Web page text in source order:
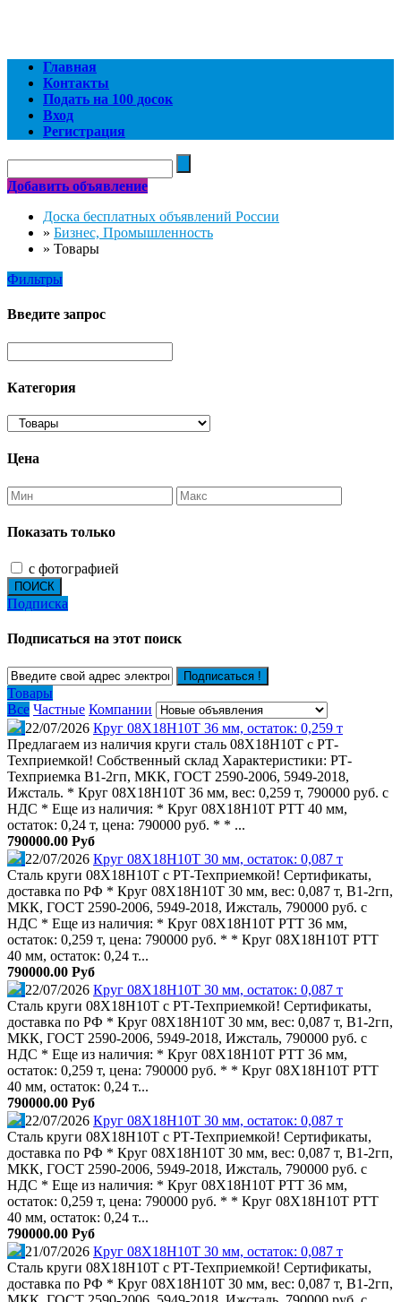
Главная
Контакты
Подать на 100 досок
Вход
Регистрация
Добавить объявление
Доска бесплатных объявлений России
» Бизнес, Промышленность
» Товары
Фильтры
Введите запрос
Категория
Цена
Показать только
с фотографией
ПОИСК
Подписка
Подписаться на этот поиск
Подписаться !
Товары
Все Частные Компании
22/07/2026 Круг 08Х18Н10Т 36 мм, остаток: 0,259 т
Предлагаем из наличия круги сталь 08Х18Н10Т с РТ-
Техприемкой! Собственный склад Характеристики: РТ-
Техприемка В1-2гп, МКК, ГОСТ 2590-2006, 5949-2018,
Ижсталь. * Круг 08Х18Н10Т 36 мм, вес: 0,259 т, 790000 руб. с
НДС * Еще из наличия: * Круг 08Х18Н10Т РТТ 40 мм,
остаток: 0,24 т, цена: 790000 руб. * * ...
790000.00 Руб
22/07/2026 Круг 08Х18Н10Т 30 мм, остаток: 0,087 т
Сталь круги 08Х18Н10Т с РТ-Техприемкой! Сертификаты,
доставка по РФ * Круг 08Х18Н10Т 30 мм, вес: 0,087 т, В1-2гп,
МКК, ГОСТ 2590-2006, 5949-2018, Ижсталь, 790000 руб. с
НДС * Еще из наличия: * Круг 08Х18Н10Т РТТ 36 мм,
остаток: 0,259 т, цена: 790000 руб. * * Круг 08Х18Н10Т РТТ
40 мм, остаток: 0,24 т...
790000.00 Руб
22/07/2026 Круг 08Х18Н10Т 30 мм, остаток: 0,087 т
Сталь круги 08Х18Н10Т с РТ-Техприемкой! Сертификаты,
доставка по РФ * Круг 08Х18Н10Т 30 мм, вес: 0,087 т, В1-2гп,
МКК, ГОСТ 2590-2006, 5949-2018, Ижсталь, 790000 руб. с
НДС * Еще из наличия: * Круг 08Х18Н10Т РТТ 36 мм,
остаток: 0,259 т, цена: 790000 руб. * * Круг 08Х18Н10Т РТТ
40 мм, остаток: 0,24 т...
790000.00 Руб
22/07/2026 Круг 08Х18Н10Т 30 мм, остаток: 0,087 т
Сталь круги 08Х18Н10Т с РТ-Техприемкой! Сертификаты,
доставка по РФ * Круг 08Х18Н10Т 30 мм, вес: 0,087 т, В1-2гп,
МКК, ГОСТ 2590-2006, 5949-2018, Ижсталь, 790000 руб. с
НДС * Еще из наличия: * Круг 08Х18Н10Т РТТ 36 мм,
остаток: 0,259 т, цена: 790000 руб. * * Круг 08Х18Н10Т РТТ
40 мм, остаток: 0,24 т...
790000.00 Руб
21/07/2026 Круг 08Х18Н10Т 30 мм, остаток: 0,087 т
Сталь круги 08Х18Н10Т с РТ-Техприемкой! Сертификаты,
доставка по РФ * Круг 08Х18Н10Т 30 мм, вес: 0,087 т, В1-2гп,